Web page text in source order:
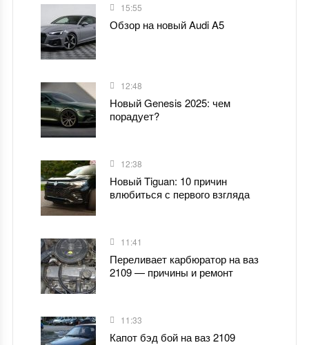
15:55
Обзор на новый Audi A5
12:48
Новый Genesis 2025: чем
порадует?
12:38
Новый Tiguan: 10 причин
влюбиться с первого взгляда
11:41
Переливает карбюратор на ваз
2109 — причины и ремонт
11:33
Капот бэд бой на ваз 2109